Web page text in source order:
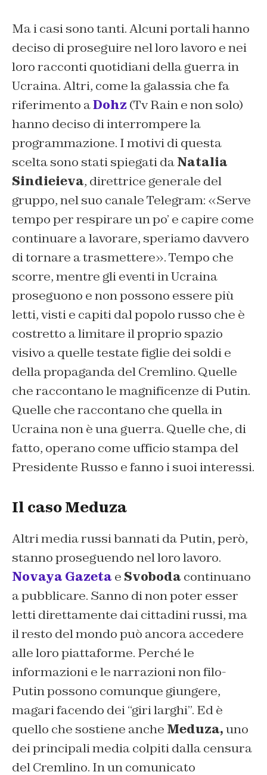
Ma i casi sono tanti. Alcuni portali hanno
deciso di proseguire nel loro lavoro e nei
loro racconti quotidiani della guerra in
Ucraina. Altri, come la galassia che fa
riferimento aDohz (Tv Rain e non solo)
hanno deciso di interrompere la
programmazione. I motivi di questa
scelta sono stati spiegati daNatalia
Sindieieva, direttrice generale del
gruppo, nel suo canale Telegram: «Serve
tempo per respirare un po’ e capire come
continuare a lavorare, speriamo davvero
di tornare a trasmettere». Tempo che
scorre, mentre gli eventi in Ucraina
proseguono e non possono essere più
letti, visti e capiti dal popolo russo che è
costretto a limitare il proprio spazio
visivo a quelle testate figlie dei soldi e
della propaganda del Cremlino. Quelle
che raccontano le magnificenze di Putin.
Quelle che raccontano che quella in
Ucraina non è una guerra. Quelle che, di
fatto, operano come ufficio stampa del
Presidente Russo e fanno i suoi interessi.
Il caso Meduza
Altri media russi bannati da Putin, però,
stanno proseguendo nel loro lavoro.
Novaya Gazeta e Svoboda continuano
a pubblicare. Sanno di non poter esser
letti direttamente dai cittadini russi, ma
il resto del mondo può ancora accedere
alle loro piattaforme. Perché le
informazioni e le narrazioni non filo-
Putin possono comunque giungere,
magari facendo dei “giri larghi”. Ed è
quello che sostiene anche Meduza,uno
dei principali media colpiti dalla censura
del Cremlino. In un comunicato